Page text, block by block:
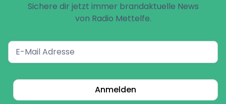
Sichere dir jetzt immer brandaktuelle News
von Radio Mettelfe.